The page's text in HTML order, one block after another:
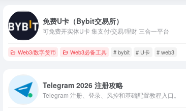
免费U卡（Bybit交易所）
可免费开实体U卡 集支付/交易/理财 三合一平台
Web3/数字货币 Web3必备工具 # bybit # U卡 # web3
Telegram 2026 注册攻略
Telegram 注册、登录、风控和基础配置教程入口。